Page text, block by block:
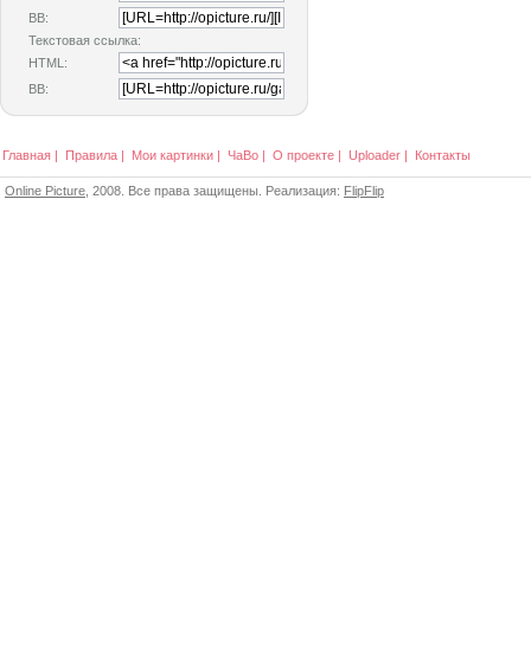
BB:
Текстовая ссылка:
HTML:
BB:
Главная | Правила | Мои картинки | ЧаВо | О проекте | Uploader | Контакты
Online Picture , 2008. Все права защищены. Реализация: FlipFlip